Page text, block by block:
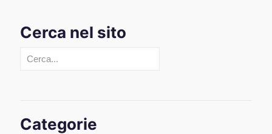
Cerca nel sito
Cerca
Categorie